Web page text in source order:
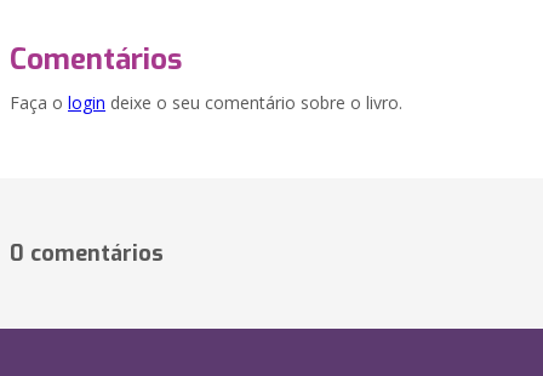
Comentários
Faça o login deixe o seu comentário sobre o livro.
0 comentários